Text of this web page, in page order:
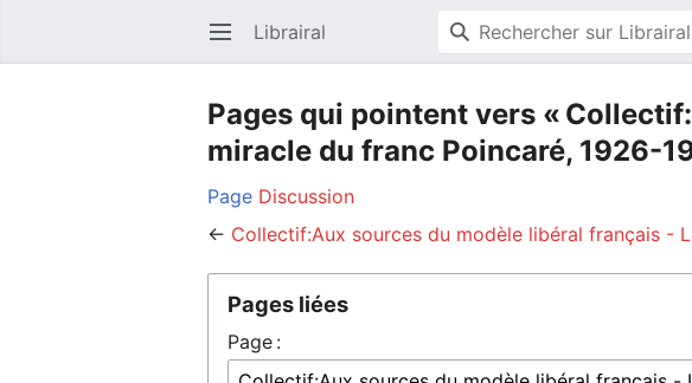
Ouvrir le menu principal Librairal
Pages qui pointent vers «
miracle du franc Poincaré, 1926-
Page Discussion
← Collectif:Aux sources du modèle libéral français -
Pages liées
Page :